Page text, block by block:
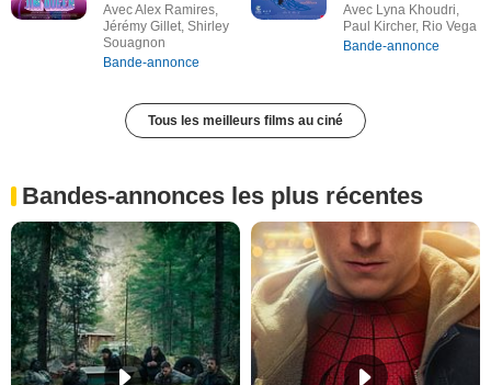
Avec Alex Ramires,
Jérémy Gillet, Shirley
Souagnon
Bande-annonce
Avec Lyna Khoudri,
Paul Kircher, Rio Vega
Bande-annonce
Tous les meilleurs films au ciné
Bandes-annonces les plus récentes